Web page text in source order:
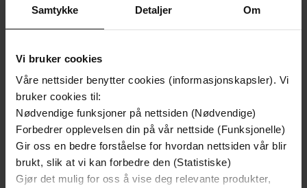
Samtykke Detaljer Om
Vi bruker cookies
Våre nettsider benytter cookies (informasjonskapsler). Vi
bruker cookies til:
Nødvendige funksjoner på nettsiden (Nødvendige)
Forbedrer opplevelsen din på vår nettside (Funksjonelle)
Gir oss en bedre forståelse for hvordan nettsiden vår blir
brukt, slik at vi kan forbedre den (Statistiske)
Gjør det mulig for oss å vise deg relevante produkter,
Andre har også kjøpt